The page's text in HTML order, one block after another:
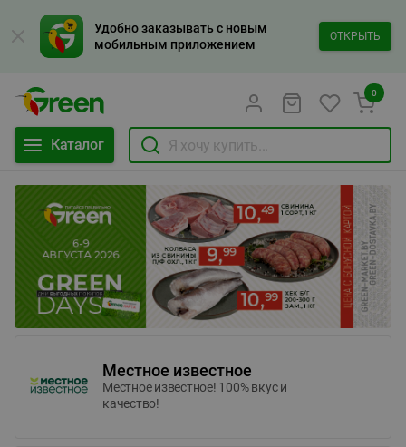
Удобно заказывать с новым
мобильным приложением
ОТКРЫТЬ
Каталог
0
Местное известное
Местное известное! 100% вкус и
качество!